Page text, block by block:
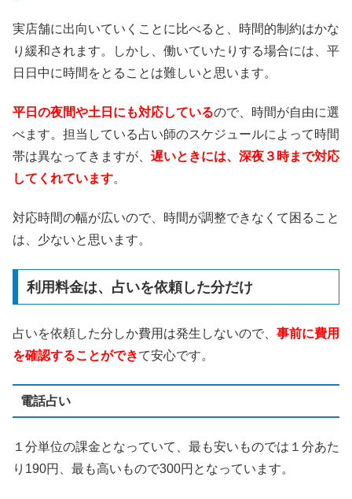
実店舗に出向いていくことに比べると、時間的制約はかな
り緩和されます。しかし、働いていたりする場合には、平
日日中に時間をとることは難しいと思います。
平日の夜間や土日にも対応しているので、時間が自由に選
べます。担当している占い師のスケジュールによって時間
帯は異なってきますが、 遅いときには、深夜３時まで対応
してくれています。
対応時間の幅が広いので、時間が調整できなくて困ること
は、少ないと思います。
利用料金は、占いを依頼した分だけ
占いを依頼した分しか費用は発生しないので、 事前に費用
を確認することができて安心です。
電話占い
１分単位の課金となっていて、最も安いものでは１分あた
り190円、最も高いもので300円となっています。